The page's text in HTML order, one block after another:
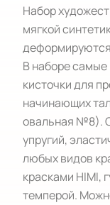
Набор
мягкой
В наборе
кисточки для
начинающих
овальная №8).
упругий,
любых видов
красками HIMI,
темперой.